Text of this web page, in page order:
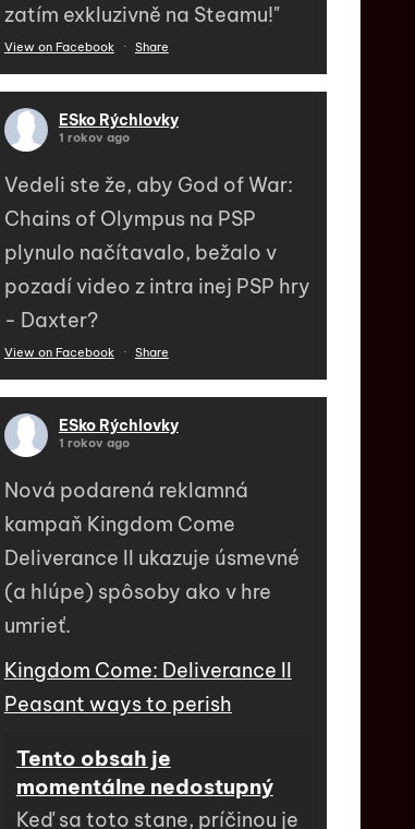
zatím exkluzivně na Steamu!"
View on Facebook · Share
ESko Rýchlovky
1 rokov ago
Vedeli ste že, aby God of War:
Chains of Olympus na PSP
plynulo načítavalo, bežalo v
pozadí video z intra inej PSP hry
- Daxter?
View on Facebook · Share
ESko Rýchlovky
1 rokov ago
Nová podarená reklamná
kampaň Kingdom Come
Deliverance II ukazuje úsmevné
(a hlúpe) spôsoby ako v hre
umrieť.
Kingdom Come: Deliverance II
Peasant ways to perish
Tento obsah je
momentálne nedostupný
Keď sa toto stane, príčinou je